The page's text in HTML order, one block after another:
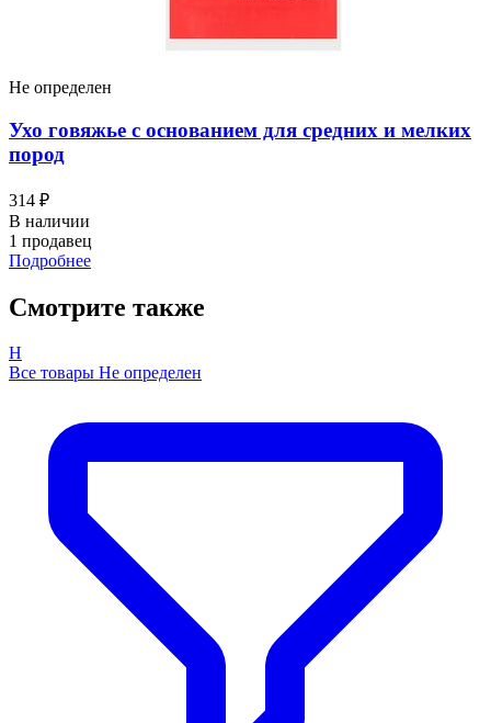
Не определен
Ухо говяжье с основанием для средних и мелких
пород
314 ₽
В наличии
1 продавец
Подробнее
Смотрите также
Н
Все товары Не определен